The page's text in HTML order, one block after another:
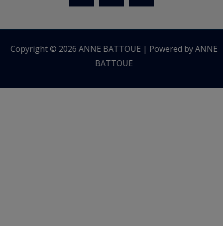
Copyright © 2026 ANNE BATTOUE | Powered by ANNE
BATTOUE